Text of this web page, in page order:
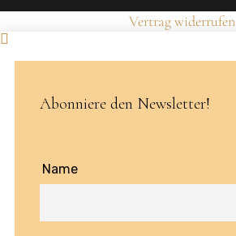
Vertrag widerrufen
Abonniere den Newsletter!
Name